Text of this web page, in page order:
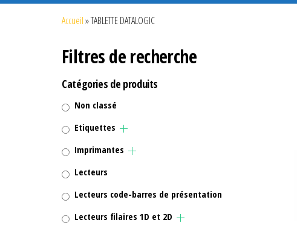
Accueil»TABLETTE DATALOGIC
Filtres de recherche
Catégories de produits
Non classé
Etiquettes
Imprimantes
Lecteurs
Lecteurs code-barres de présentation
Lecteurs filaires 1D et 2D